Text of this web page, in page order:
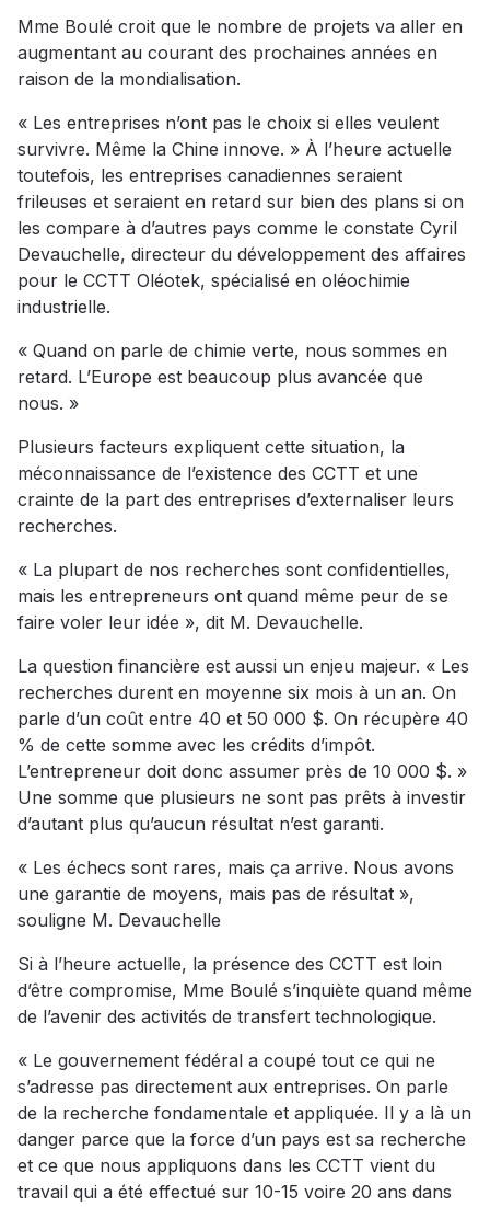
Mme Boulé croit que le nombre de projets va aller en
augmentant au courant des prochaines années en
raison de la mondialisation.
« Les entreprises n’ont pas le choix si elles veulent
survivre. Même la Chine innove. » À l’heure actuelle
toutefois, les entreprises canadiennes seraient
frileuses et seraient en retard sur bien des plans si on
les compare à d’autres pays comme le constate Cyril
Devauchelle, directeur du développement des affaires
pour le CCTT Oléotek, spécialisé en oléochimie
industrielle.
« Quand on parle de chimie verte, nous sommes en
retard. L’Europe est beaucoup plus avancée que
nous. »
Plusieurs facteurs expliquent cette situation, la
méconnaissance de l’existence des CCTT et une
crainte de la part des entreprises d’externaliser leurs
recherches.
« La plupart de nos recherches sont confidentielles,
mais les entrepreneurs ont quand même peur de se
faire voler leur idée », dit M. Devauchelle.
La question financière est aussi un enjeu majeur. « Les
recherches durent en moyenne six mois à un an. On
parle d’un coût entre 40 et 50 000 $. On récupère 40
% de cette somme avec les crédits d’impôt.
L’entrepreneur doit donc assumer près de 10 000 $. »
Une somme que plusieurs ne sont pas prêts à investir
d’autant plus qu’aucun résultat n’est garanti.
« Les échecs sont rares, mais ça arrive. Nous avons
une garantie de moyens, mais pas de résultat »,
souligne M. Devauchelle
Si à l’heure actuelle, la présence des CCTT est loin
d’être compromise, Mme Boulé s’inquiète quand même
de l’avenir des activités de transfert technologique.
« Le gouvernement fédéral a coupé tout ce qui ne
s’adresse pas directement aux entreprises. On parle
de la recherche fondamentale et appliquée. Il y a là un
danger parce que la force d’un pays est sa recherche
et ce que nous appliquons dans les CCTT vient du
travail qui a été effectué sur 10-15 voire 20 ans dans